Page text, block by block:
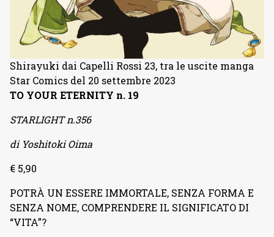
Shirayuki dai Capelli Rossi 23, tra le uscite manga
Star Comics del 20 settembre 2023
TO YOUR ETERNITY n. 19
STARLIGHT n.356
di Yoshitoki Oima
€ 5,90
POTRÀ UN ESSERE IMMORTALE, SENZA FORMA E
SENZA NOME, COMPRENDERE IL SIGNIFICATO DI
“VITA”?